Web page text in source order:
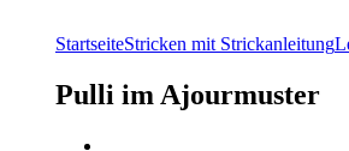
StartseiteStricken mit Strickanleitung
Pulli im Ajourmuster